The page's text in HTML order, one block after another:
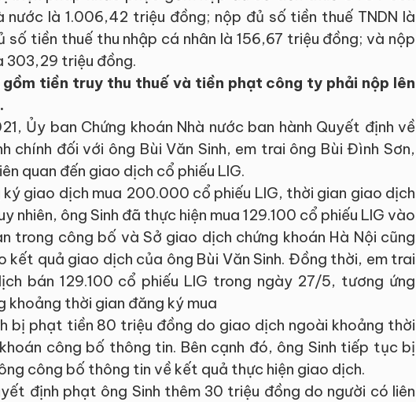
nước là 1.006,42 triệu đồng; nộp đủ số tiền thuế TNDN là
số tiền thuế thu nhập cá nhân là 156,67 triệu đồng; và nộp
303,29 triệu đồng.
tiền truy thu thuế và tiền phạt công ty phải nộp lên
Ủy ban Chứng khoán Nhà nước ban hành Quyết định về
chính đối với ông Bùi Văn Sinh, em trai ông Bùi Đình Sơn,
quan đến giao dịch cổ phiếu LIG.
ký giao dịch mua 200.000 cổ phiếu LIG, thời gian giao dịch
nhiên, ông Sinh đã thực hiện mua 129.100 cổ phiếu LIG vào
trong công bố và Sở giao dịch chứng khoán Hà Nội cũng
kết quả giao dịch của ông Bùi Văn Sinh. Đồng thời, em trai
bán 129.100 cổ phiếu LIG trong ngày 27/5, tương ứng
khoảng thời gian đăng ký mua
bị phạt tiền 80 triệu đồng do giao dịch ngoài khoảng thời
công bố thông tin. Bên cạnh đó, ông Sinh tiếp tục bị
công bố thông tin về kết quả thực hiện giao dịch.
định phạt ông Sinh thêm 30 triệu đồng do người có liên